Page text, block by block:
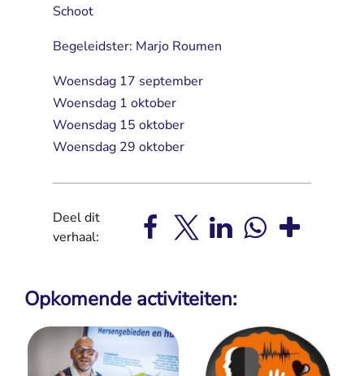
Schoot
Begeleidster: Marjo Roumen
Woensdag 17 september
Woensdag 1 oktober
Woensdag 15 oktober
Woensdag 29 oktober
Deel dit
verhaal:
Opkomende activiteiten: